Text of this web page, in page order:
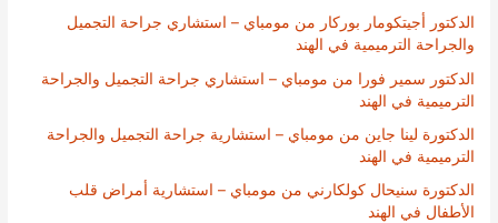
الدكتور أجيتكومار بوركار من مومباي – استشاري جراحة التجميل
والجراحة الترميمية في الهند
الدكتور سمير فورا من مومباي – استشاري جراحة التجميل والجراحة
الترميمية في الهند
الدكتورة لينا جاين من مومباي – استشارية جراحة التجميل والجراحة
الترميمية في الهند
الدكتورة سنيحال كولكارني من مومباي – استشارية أمراض قلب
الأطفال في الهند